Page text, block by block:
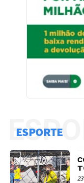
ESPORTE